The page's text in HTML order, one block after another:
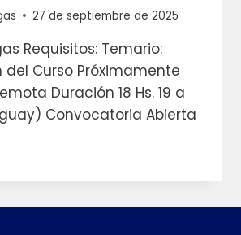
27 de septiembre de 2025
Requisitos: Temario:
Curso Próximamente
Duración 18 Hs. 19 a
Convocatoria Abierta